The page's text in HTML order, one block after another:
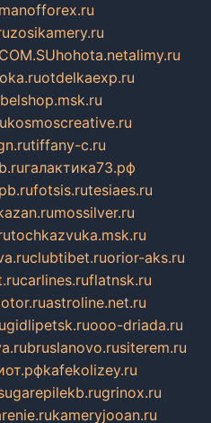
zosikamery.ru
hohota.netalimy.ru
otdelkaexp.ru
kosmoscreative.ru
tiffany-c.ru
галактика73.рф
fotsis.rutesiaes.ru
mossilver.ru
tochkazvuka.msk.ru
clubtibet.ruorior-aks.ru
carlines.ruflatnsk.ru
astroline.net.ru
gidlipetsk.ruooo-driada.ru
bruslanovo.rusiterem.ru
kafekolizey.ru
grinox.ru
kameryjooan.ru